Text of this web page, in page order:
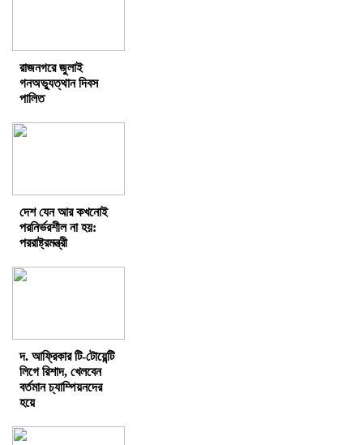
রাজনগরে জুলাই
গনঅভ্যুত্থান দিবস
পালিত
দেশ যেন আর কখনোই
পরনির্ভরশীল না হয়:
পররাষ্ট্রমন্ত্রী
দ. আফ্রিকার টি-টোয়েন্টি
লিগে রিশাদ, খেলবেন
বর্তমান চ্যাম্পিয়নদের
হয়ে